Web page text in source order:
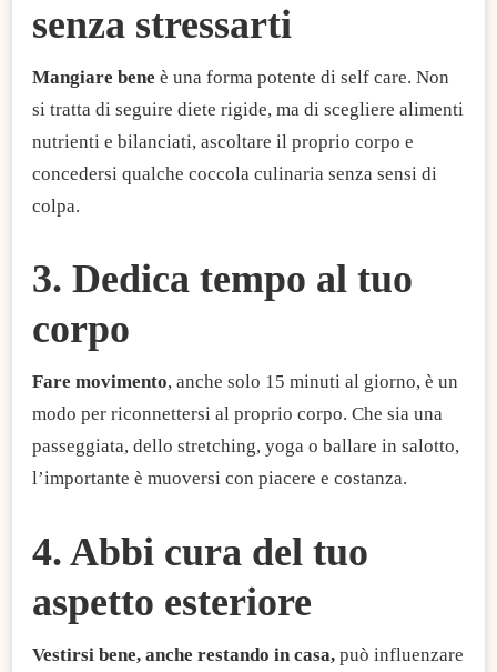
senza stressarti
Mangiare bene è una forma potente di self care. Non
si tratta di seguire diete rigide, ma di scegliere alimenti
nutrienti e bilanciati, ascoltare il proprio corpo e
concedersi qualche coccola culinaria senza sensi di
colpa.
3. Dedica tempo al tuo
corpo
Fare movimento, anche solo 15 minuti al giorno, è un
modo per riconnettersi al proprio corpo. Che sia una
passeggiata, dello stretching, yoga o ballare in salotto,
l’importante è muoversi con piacere e costanza.
4. Abbi cura del tuo
aspetto esteriore
Vestirsi bene, anche restando in casa, può influenzare